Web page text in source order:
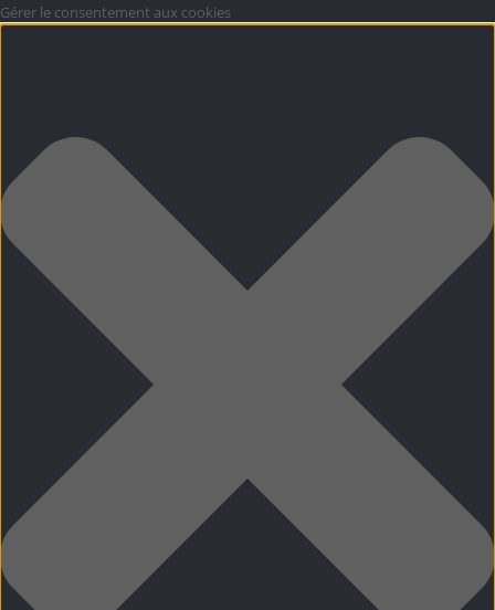
Gérer le consentement aux cookies